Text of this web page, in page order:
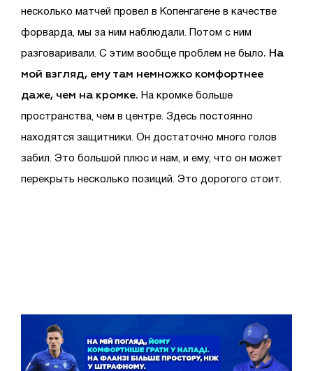
несколько матчей провел в Копенгагене в качестве
форварда, мы за ним наблюдали. Потом с ним
разговаривали. С этим вообще проблем не было. На
мой взгляд, ему там немножко комфортнее
даже, чем на кромке. На кромке больше
пространства, чем в центре. Здесь постоянно
находятся защитники. Он достаточно много голов
забил. Это большой плюс и нам, и ему, что он может
перекрыть несколько позиций. Это дорогого стоит.